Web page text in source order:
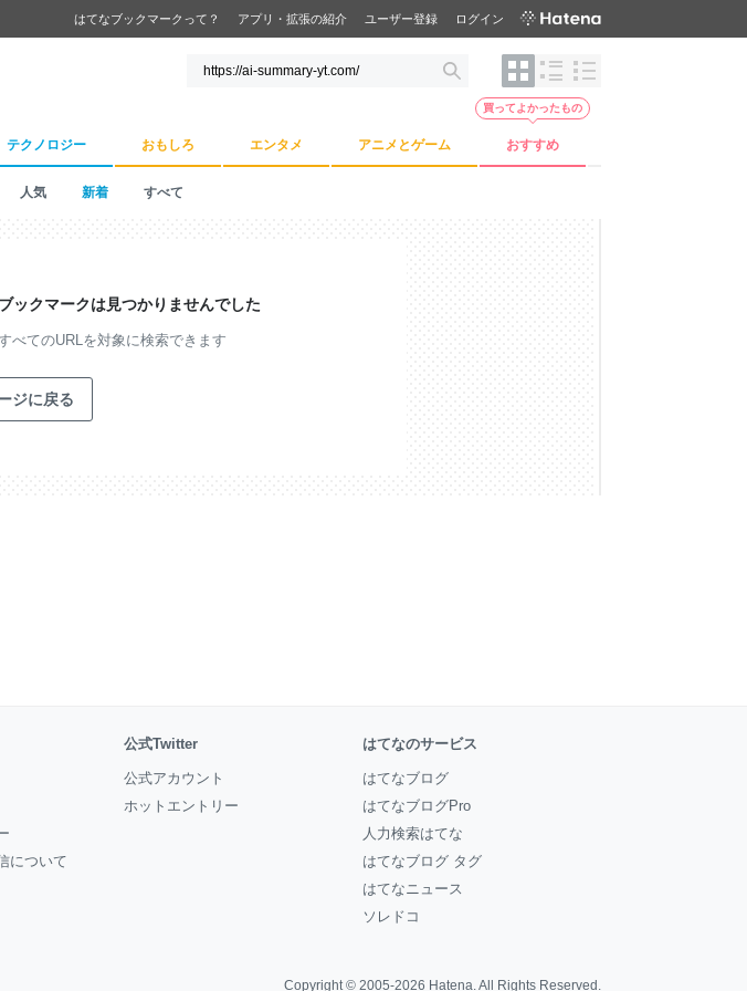
はてなブックマークって？ アプリ・拡張の紹介 ユーザー登録 ログイン
テクノロジー おもしろ エンタメ アニメとゲーム おすすめ
買ってよかったもの
人気 新着 すべて
ックマークは見つかりませんでした
べてのURLを対象に検索できます
ジに戻る
について
公式Twitter
公式アカウント
ホットエントリー
はてなのサービス
はてなブログ
はてなブログPro
人力検索はてな
はてなブログ タグ
はてなニュース
ソレドコ
Copyright © 2005-2026 Hatena. All Rights Reserved.